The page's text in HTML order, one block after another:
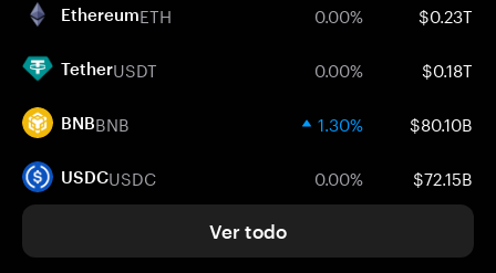
EthereumETH 0.00% $0.23T
TetherUSDT 0.00% $0.18T
BNBBNB 1.30% $80.10B
USDCUSDC 0.00% $72.15B
Ver todo